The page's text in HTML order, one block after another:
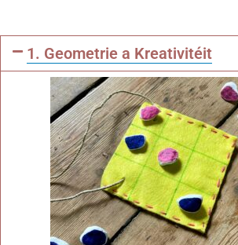
1. Geometrie a Kreativitéit